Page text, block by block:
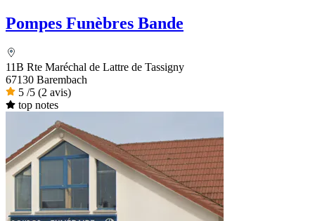
Pompes Funèbres Bande
11B Rte Maréchal de Lattre de Tassigny
67130 Barembach
5 /5 (2 avis)
top notes